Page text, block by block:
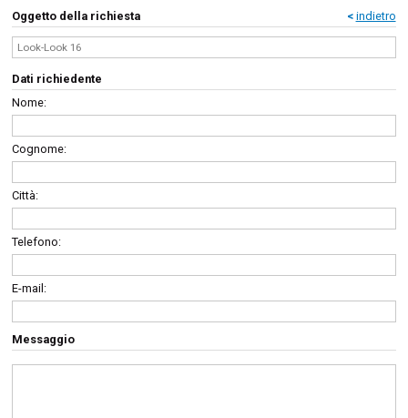
Oggetto della richiesta < indietro
Dati richiedente
Nome:
Cognome:
Città:
Telefono:
E-mail:
Messaggio